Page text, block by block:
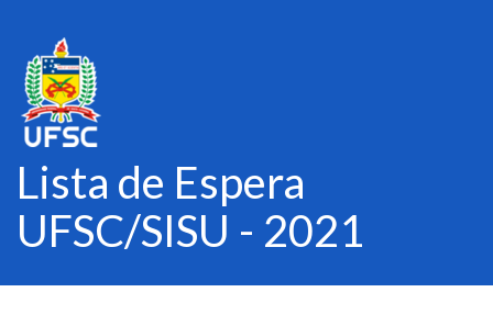
Lista de Espera
UFSC/SISU - 2021